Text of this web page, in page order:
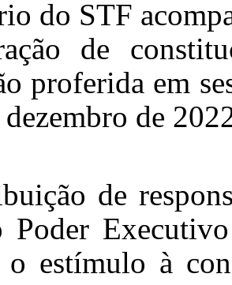
do STF
de
proferida em
dezembro de
de
Poder
estímulo à